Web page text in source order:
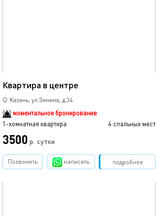
Квартира в центре
Казань, ул.Зинина, д.34
моментальное бронирование
1-комнатная квартира
4 спальных мест
3500 р. сутки
подробнее
Позвонить написать Забронировать